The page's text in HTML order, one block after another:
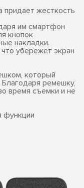
придает жесткость
им смартфон
кнопок
накладки.
убережет экран
который
ремешку,
время съемки и не
функции